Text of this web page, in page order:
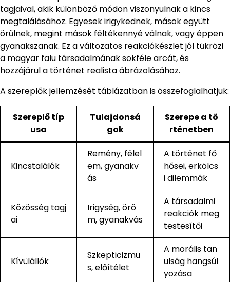
tagjaival, akik különböző módon viszonyulnak a kincs
megtalálásához. Egyesek irigykednek, mások együtt
örülnek, megint mások féltékennyé válnak, vagy éppen
gyanakszanak. Ez a változatos reakciókészlet jól tükrözi
a magyar falu társadalmának sokféle arcát, és
hozzájárul a történet realista ábrázolásához.
A szereplők jellemzését táblázatban is összefoglalhatjuk:
Szereplő típ
usa
Tulajdonsá
gok
Szerepe a tö
rténetben
Kincstalálók
Remény, félel
em, gyanakv
ás
A történet fő
hősei, erkölcs
i dilemmák
Közösség tagj
ai
Irigység, örö
m, gyanakvás
A társadalmi
reakciók meg
testesítői
Kívülállók
Szkepticizmu
s, előítélet
A morális tan
ulság hangsúl
yozása